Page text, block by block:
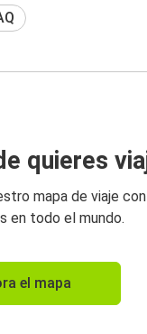
quieres
mapa de viaje
en todo el mundo.
el mapa